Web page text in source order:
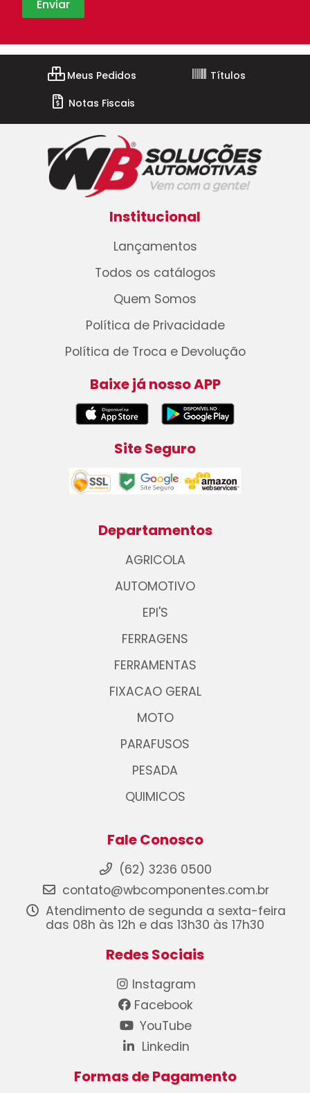
Meus Pedidos
Títulos
Notas Fiscais
Institucional
Lançamentos
Todos os catálogos
Quem Somos
Política de Privacidade
Política de Troca e Devolução
Baixe já nosso APP
Site Seguro
Departamentos
AGRICOLA
AUTOMOTIVO
EPI'S
FERRAGENS
FERRAMENTAS
FIXACAO GERAL
MOTO
PARAFUSOS
PESADA
QUIMICOS
Fale Conosco
(62) 3236 0500
contato@wbcomponentes.com.br
Atendimento de segunda a sexta-feira
das 08h às 12h e das 13h30 às 17h30
Redes Sociais
Instagram
Facebook
YouTube
Linkedin
Formas de Pagamento